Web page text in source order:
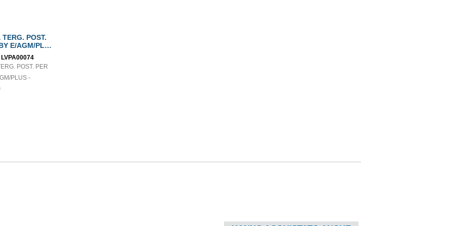
POST.
E/AGM/PLUS
LVPA00074
POST. PER
PLUS -